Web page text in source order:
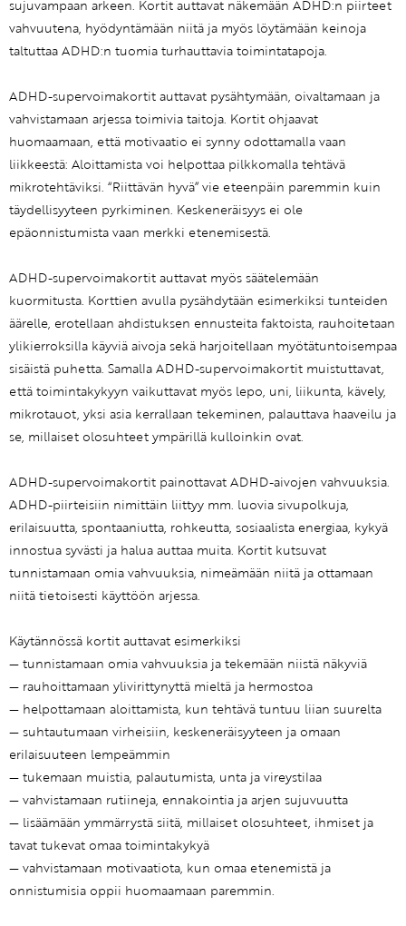
sujuvampaan arkeen. Kortit auttavat näkemään ADHD:n piirteet
vahvuutena, hyödyntämään niitä ja myös löytämään keinoja
taltuttaa ADHD:n tuomia turhauttavia toimintatapoja.
ADHD-supervoimakortit auttavat pysähtymään, oivaltamaan ja
vahvistamaan arjessa toimivia taitoja. Kortit ohjaavat
huomaamaan, että motivaatio ei synny odottamalla vaan
liikkeestä: Aloittamista voi helpottaa pilkkomalla tehtävä
mikrotehtäviksi. “Riittävän hyvä” vie eteenpäin paremmin kuin
täydellisyyteen pyrkiminen. Keskeneräisyys ei ole
epäonnistumista vaan merkki etenemisestä.
ADHD-supervoimakortit auttavat myös säätelemään
kuormitusta. Korttien avulla pysähdytään esimerkiksi tunteiden
äärelle, erotellaan ahdistuksen ennusteita faktoista, rauhoitetaan
ylikierroksilla käyviä aivoja sekä harjoitellaan myötätuntoisempaa
sisäistä puhetta. Samalla ADHD-supervoimakortit muistuttavat,
että toimintakykyyn vaikuttavat myös lepo, uni, liikunta, kävely,
mikrotauot, yksi asia kerrallaan tekeminen, palauttava haaveilu ja
se, millaiset olosuhteet ympärillä kulloinkin ovat.
ADHD-supervoimakortit painottavat ADHD-aivojen vahvuuksia.
ADHD-piirteisiin nimittäin liittyy mm. luovia sivupolkuja,
erilaisuutta, spontaaniutta, rohkeutta, sosiaalista energiaa, kykyä
innostua syvästi ja halua auttaa muita. Kortit kutsuvat
tunnistamaan omia vahvuuksia, nimeämään niitä ja ottamaan
niitä tietoisesti käyttöön arjessa.
Käytännössä kortit auttavat esimerkiksi
— tunnistamaan omia vahvuuksia ja tekemään niistä näkyviä
— rauhoittamaan ylivirittynyttä mieltä ja hermostoa
— helpottamaan aloittamista, kun tehtävä tuntuu liian suurelta
— suhtautumaan virheisiin, keskeneräisyyteen ja omaan
erilaisuuteen lempeämmin
— tukemaan muistia, palautumista, unta ja vireystilaa
— vahvistamaan rutiineja, ennakointia ja arjen sujuvuutta
— lisäämään ymmärrystä siitä, millaiset olosuhteet, ihmiset ja
tavat tukevat omaa toimintakykyä
— vahvistamaan motivaatiota, kun omaa etenemistä ja
onnistumisia oppii huomaamaan paremmin.